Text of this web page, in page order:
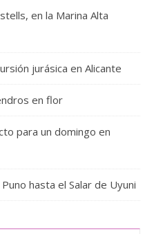
en la Marina Alta
jurásica en Alicante
en flor
para un domingo en
hasta el Salar de Uyuni